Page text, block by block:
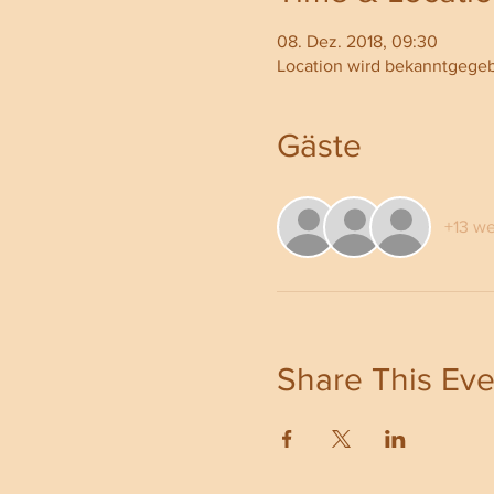
08. Dez. 2018, 09:30
Location wird
Gäste
+13
Share This